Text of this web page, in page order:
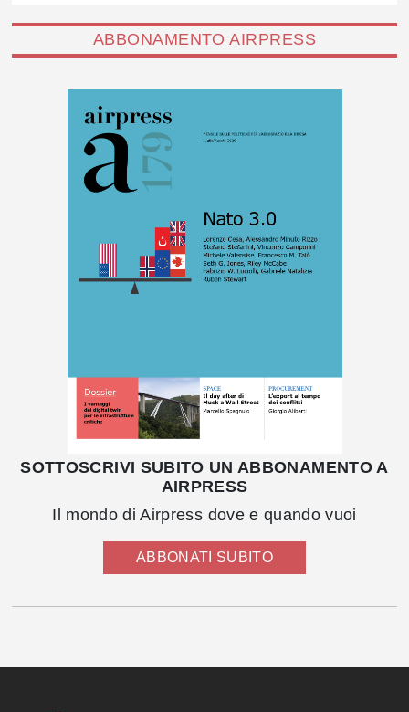
ABBONAMENTO AIRPRESS
SOTTOSCRIVI SUBITO UN ABBONAMENTO A
AIRPRESS
Il mondo di Airpress dove e quando vuoi
ABBONATI SUBITO